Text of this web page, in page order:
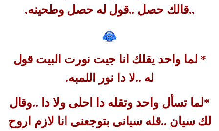
..قالك حصل ..قول له حصل وطحينه.
* لما واحد يقلك انا جيت نورت البيت قول
له ..لا دا نور اللمبه.
*لما تسأل واحد وتقله دا احلى ولا دا ..وقال
لك سيان ..قله سيانى بتوجعنى انا لازم اروح